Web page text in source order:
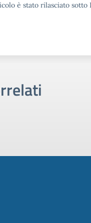
è stato rilasciato sotto